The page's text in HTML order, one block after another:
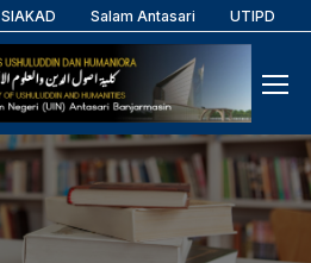
SIAKAD Salam Antasari UTIPD